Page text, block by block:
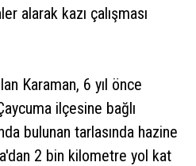
alarak kazı çalışması
Karaman, 6 yıl önce
ilçesine bağlı
bulunan tarlasında hazine
2 bin kilometre yol kat